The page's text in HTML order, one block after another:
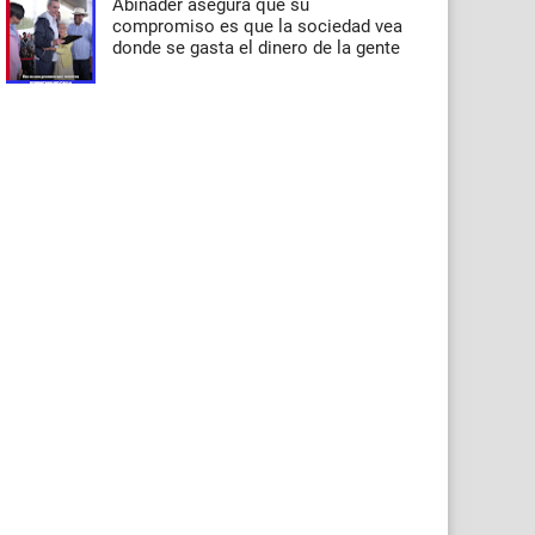
Abinader asegura que su
compromiso es que la sociedad vea
donde se gasta el dinero de la gente